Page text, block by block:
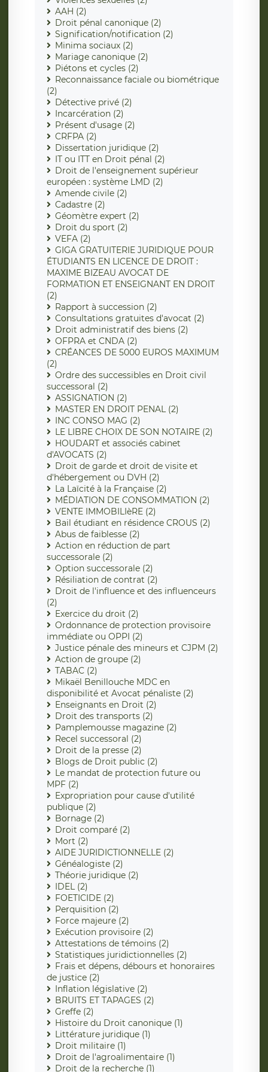
AAH (2)
Droit pénal canonique (2)
Signification/notification (2)
Minima sociaux (2)
Mariage canonique (2)
Piétons et cycles (2)
Reconnaissance faciale ou biométrique
(2)
Détective privé (2)
Incarcération (2)
Présent d'usage (2)
CRFPA (2)
Dissertation juridique (2)
IT ou ITT en Droit pénal (2)
Droit de l'enseignement supérieur
européen : système LMD (2)
Amende civile (2)
Cadastre (2)
Géomètre expert (2)
Droit du sport (2)
VEFA (2)
GIGA GRATUITERIE JURIDIQUE POUR
ÉTUDIANTS EN LICENCE DE DROIT :
MAXIME BIZEAU AVOCAT DE
FORMATION ET ENSEIGNANT EN DROIT
(2)
Rapport à succession (2)
Consultations gratuites d'avocat (2)
Droit administratif des biens (2)
OFPRA et CNDA (2)
CRÉANCES DE 5000 EUROS MAXIMUM
(2)
Ordre des successibles en Droit civil
successoral (2)
ASSIGNATION (2)
MASTER EN DROIT PENAL (2)
INC CONSO MAG (2)
LE LIBRE CHOIX DE SON NOTAIRE (2)
HOUDART et associés cabinet
d'AVOCATS (2)
Droit de garde et droit de visite et
d'hébergement ou DVH (2)
La Laïcité à la Française (2)
MÉDIATION DE CONSOMMATION (2)
VENTE IMMOBILIèRE (2)
Bail étudiant en résidence CROUS (2)
Abus de faiblesse (2)
Action en réduction de part
successorale (2)
Option successorale (2)
Résiliation de contrat (2)
Droit de l'influence et des influenceurs
(2)
Exercice du droit (2)
Ordonnance de protection provisoire
immédiate ou OPPI (2)
Justice pénale des mineurs et CJPM (2)
Action de groupe (2)
TABAC (2)
Mikaël Benillouche MDC en
disponibilité et Avocat pénaliste (2)
Enseignants en Droit (2)
Droit des transports (2)
Pamplemousse magazine (2)
Recel successoral (2)
Droit de la presse (2)
Blogs de Droit public (2)
Le mandat de protection future ou
MPF (2)
Expropriation pour cause d'utilité
publique (2)
Bornage (2)
Droit comparé (2)
Mort (2)
AIDE JURIDICTIONNELLE (2)
Généalogiste (2)
Théorie juridique (2)
IDEL (2)
FOETICIDE (2)
Perquisition (2)
Force majeure (2)
Exécution provisoire (2)
Attestations de témoins (2)
Statistiques juridictionnelles (2)
Frais et dépens, débours et honoraires
de justice (2)
Inflation législative (2)
BRUITS ET TAPAGES (2)
Greffe (2)
Histoire du Droit canonique (1)
Littérature juridique (1)
Droit militaire (1)
Droit de l'agroalimentaire (1)
Droit de la recherche (1)